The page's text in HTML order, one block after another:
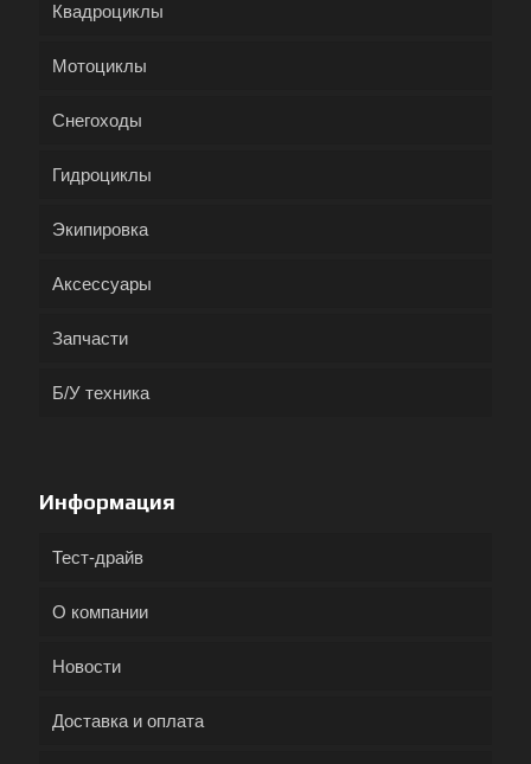
Квадроциклы
Мотоциклы
Снегоходы
Гидроциклы
Экипировка
Аксессуары
Запчасти
Б/У техника
Информация
Тест-драйв
О компании
Новости
Доставка и оплата